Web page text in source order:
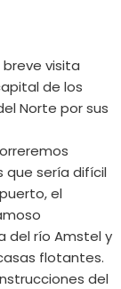
visita
de los
Norte por sus
que sería difícil
el
del río Amstel y
flotantes.
del